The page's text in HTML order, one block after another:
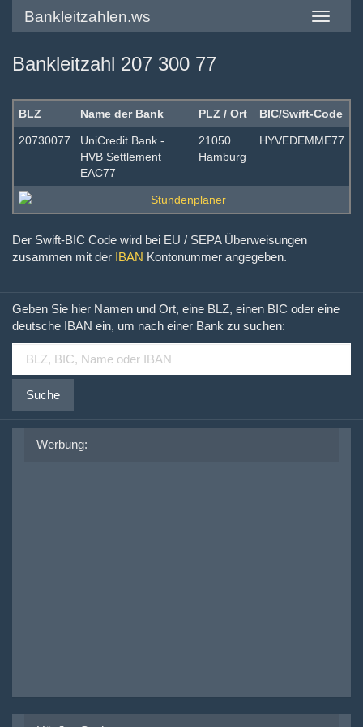
Toggle
Bankleitzahlen.ws
Bankleitzahl 207 300 77
BLZ Name der Bank PLZ / Ort BIC/Swift-Code
20730077
UniCredit Bank -
HVB Settlement
EAC77
21050
Hamburg
HYVEDEMME77
Der Swift-BIC Code wird bei EU / SEPA Überweisungen
zusammen mit der IBAN Kontonummer angegeben.
Geben Sie hier Namen und Ort, eine BLZ, einen BIC oder eine
deutsche IBAN ein, um nach einer Bank zu suchen:
Suche
Werbung: